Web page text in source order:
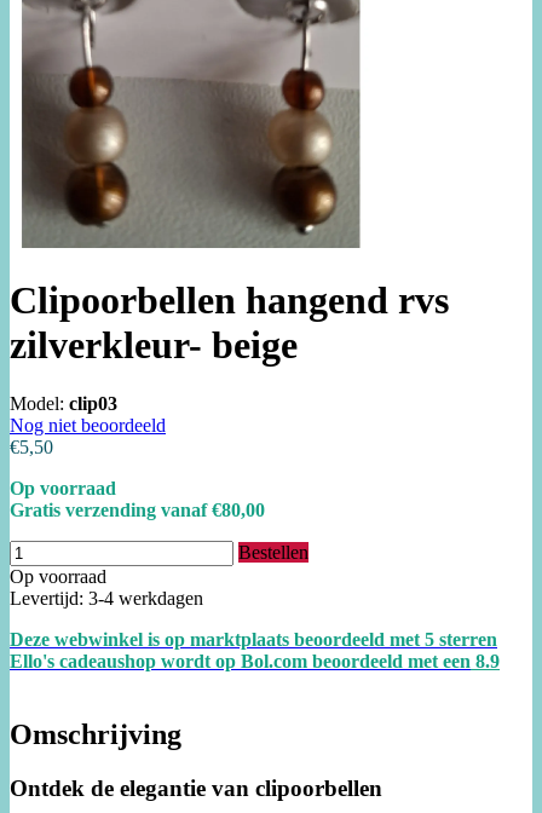
Clipoorbellen hangend rvs
zilverkleur- beige
Model: clip03
Nog niet beoordeeld
€5,50
Op voorraad
Gratis verzending vanaf €80,00
Bestellen
Op voorraad
Levertijd: 3-4 werkdagen
Deze webwinkel is op marktplaats beoordeeld met 5 sterren
Ello's cadeaushop wordt op Bol.com beoordeeld met een 8.9
Omschrijving
Ontdek de elegantie van clipoorbellen